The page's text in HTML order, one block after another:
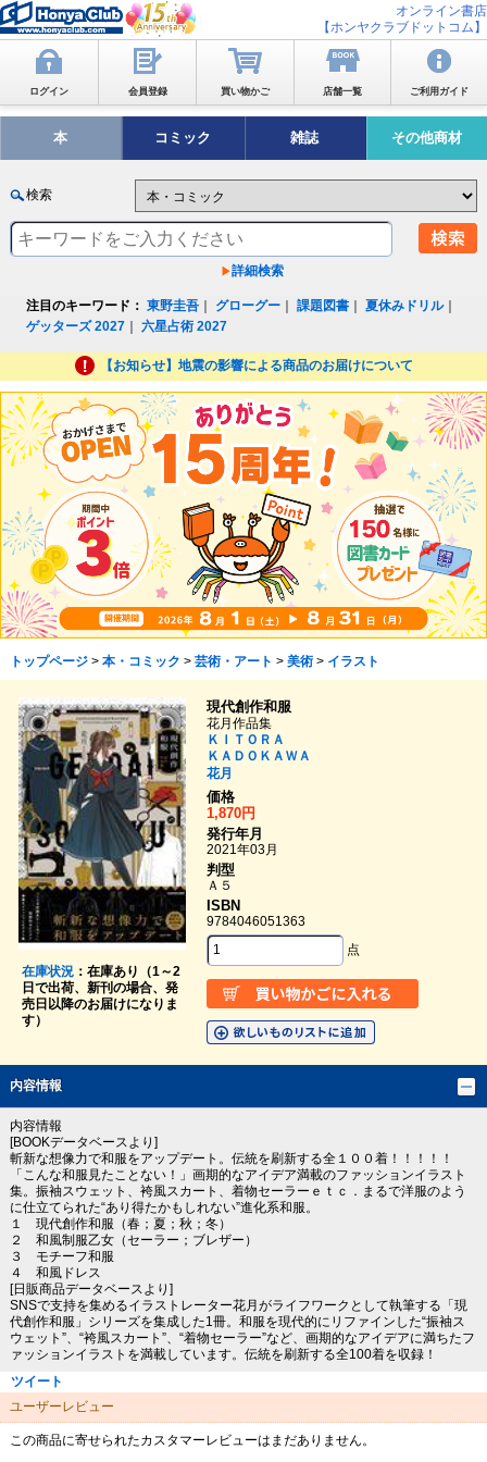
オンライン書店
【ホンヤクラブドットコム】
ログイン 会員登録 買い物かご 店舗一覧 ご利用ガイド
本 コミック 雑誌 その他商材
検索
詳細検索
注目のキーワード： 東野圭吾 グローグー ｜課題図書 ｜夏休みドリル｜
ゲッターズ 2027 ｜六星占術 2027
【お知らせ】地震の影響による商品のお届けについて
トップページ> 本・コミック > 芸術・アート > 美術> イラスト
在庫状況：在庫あり（1～2
日で出荷、新刊の場合、発
売日以降のお届けになりま
す）
現代創作和服
花月作品集
ＫＩＴＯＲＡ
ＫＡＤＯＫＡＷＡ
花月
価格
1,870円
発行年月
2021年03月
判型
Ａ５
ISBN
9784046051363
点
内容情報
内容情報
[BOOKデータベースより]
斬新な想像力で和服をアップデート。伝統を刷新する全１００着！！！！！
「こんな和服見たことない！」画期的なアイデア満載のファッションイラスト
集。振袖スウェット、袴風スカート、着物セーラーｅｔｃ．まるで洋服のよう
に仕立てられた“あり得たかもしれない”進化系和服。
１ 現代創作和服（春；夏；秋；冬）
２ 和風制服乙女（セーラー；ブレザー）
３ モチーフ和服
４ 和風ドレス
[日販商品データベースより]
SNSで支持を集めるイラストレーター花月がライフワークとして執筆する「現
代創作和服」シリーズを集成した1冊。和服を現代的にリファインした“振袖ス
ウェット”、“袴風スカート”、“着物セーラー”など、画期的なアイデアに満ちたフ
ァッションイラストを満載しています。伝統を刷新する全100着を収録！
ツイート
ユーザーレビュー
この商品に寄せられたカスタマーレビューはまだありません。